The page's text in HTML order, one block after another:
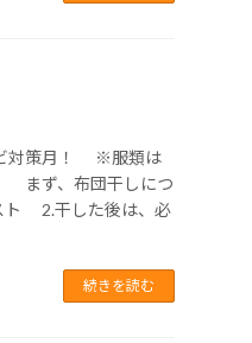
対策月！ ※服類は
まず、布団干しにつ
ト 2.干した後は、必
続きを読む